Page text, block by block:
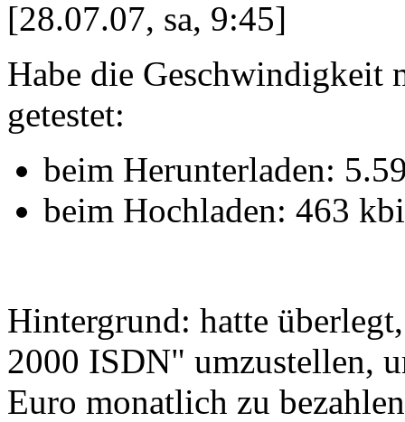
[28.07.07, sa, 9:45]
Habe die Geschwindigkeit
getestet:
beim Herunterladen:
beim Hochladen: 463
Hintergrund: hatte
2000 ISDN" umzustellen,
Euro monatlich zu